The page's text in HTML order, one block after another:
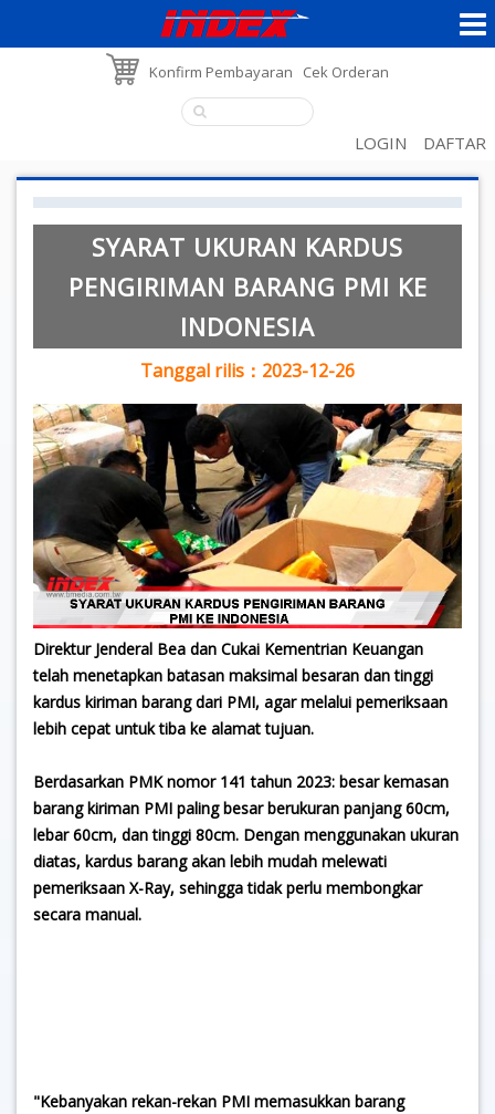
Konfirm Pembayaran Cek Orderan
LOGIN DAFTAR
SYARAT UKURAN KARDUS
PENGIRIMAN BARANG PMI KE
INDONESIA
Tanggal rilis：2023-12-26
Direktur Jenderal Bea dan Cukai Kementrian Keuangan
telah menetapkan batasan maksimal besaran dan tinggi
kardus kiriman barang dari PMI, agar melalui pemeriksaan
lebih cepat untuk tiba ke alamat tujuan.
Berdasarkan PMK nomor 141 tahun 2023: besar kemasan
barang kiriman PMI paling besar berukuran panjang 60cm,
lebar 60cm, dan tinggi 80cm. Dengan menggunakan ukuran
diatas, kardus barang akan lebih mudah melewati
pemeriksaan X-Ray, sehingga tidak perlu membongkar
secara manual.
"Kebanyakan rekan-rekan PMI memasukkan barang